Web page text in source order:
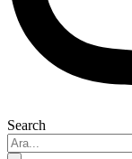
Search